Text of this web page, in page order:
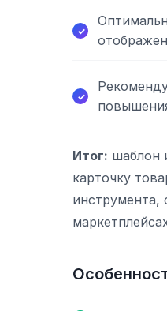
Итог: шаблон
карточку
инструмента,